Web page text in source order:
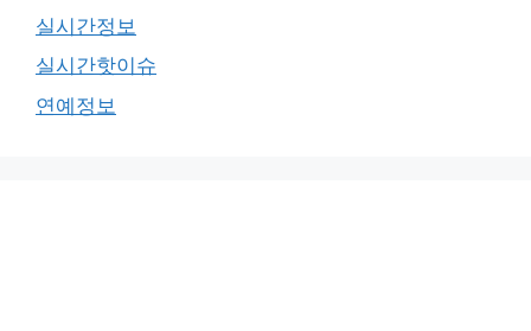
실시간정보
실시간핫이슈
연예정보